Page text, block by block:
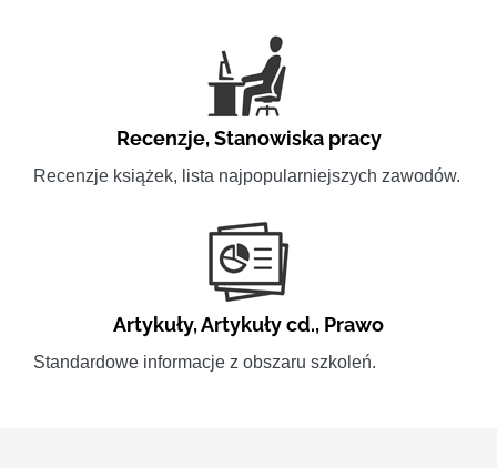
Recenzje,Stanowiska pracy
Recenzje książek, lista najpopularniejszych zawodów.
Artykuły,Artykuły cd., Prawo
Standardowe informacje z obszaru szkoleń.